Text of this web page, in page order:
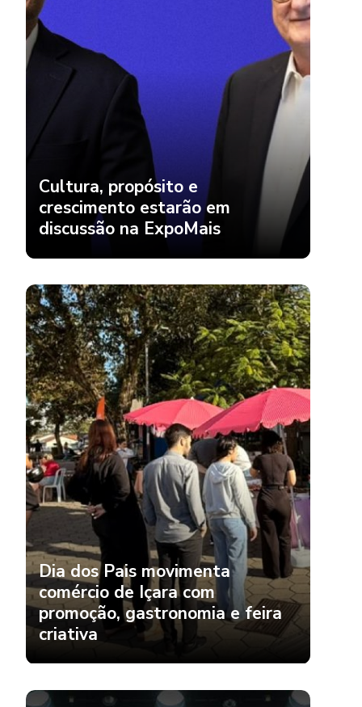
Cultura, propósito e
crescimento estarão em
discussão na ExpoMais
Dia dos Pais movimenta
comércio de Içara com
promoção, gastronomia e feira
criativa